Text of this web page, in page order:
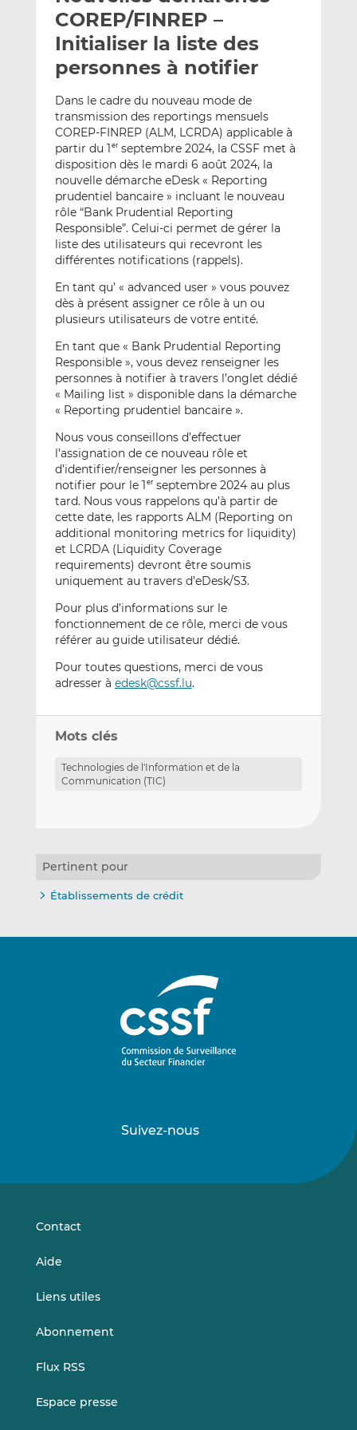
e
r
p
a
e
m
a
i
l
g
e
r
s
r
L
i
n
k
e
d
I
n
g
e
r
s
r
F
a
c
e
b
o
o
k
COREP/FINREP –
Initialiser la liste des
personnes à notifier
Dans le cadre du nouveau mode de
transmission des reportings mensuels
COREP-FINREP (ALM, LCRDA) applicable à
partir du 1 erseptembre 2024, la CSSF met à
disposition dès le mardi 6 août 2024, la
nouvelle démarche eDesk « Reporting
prudentiel bancaire » incluant le nouveau
rôle “Bank Prudential Reporting
Responsible”. Celui-ci permet de gérer la
liste des utilisateurs qui recevront les
différentes notifications (rappels).
En tant qu’ « advanced user » vous pouvez
dès à présent assigner ce rôle à un ou
plusieurs utilisateurs de votre entité.
En tant que « Bank Prudential Reporting
Responsible », vous devez renseigner les
personnes à notifier à travers l’onglet dédié
« Mailing list » disponible dans la démarche
« Reporting prudentiel bancaire ».
Nous vous conseillons d’effectuer
l’assignation de ce nouveau rôle et
d’identifier/renseigner les personnes à
notifier pour le 1 erseptembre 2024 au plus
tard. Nous vous rappelons qu’à partir de
cette date, les rapports ALM (Reporting on
additional monitoring metrics for liquidity)
et LCRDA (Liquidity Coverage
requirements) devront être soumis
uniquement au travers d’eDesk/S3.
Pour plus d’informations sur le
fonctionnement de ce rôle, merci de vous
référer au guide utilisateur dédié.
Pour toutes questions, merci de vous
adresser à edesk@cssf.lu.
Mots clés
Technologies de l'Information et de la
Communication (TIC)
Pertinent pour
Établissements de crédit
Suivez-nous
sursur
Contact
Aide
Liens utiles
Abonnement
Flux RSS
Espace presse